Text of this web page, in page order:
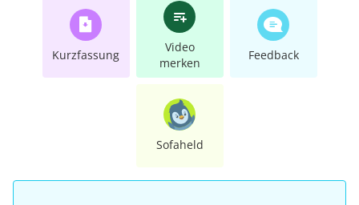
Kurzfassung
Video
merken
Feedback
Sofaheld